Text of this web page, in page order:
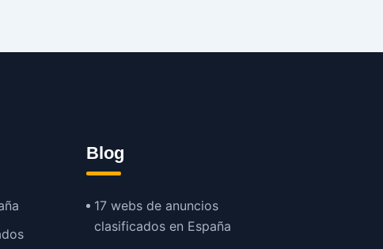
Blog
17 webs de anuncios
clasificados en España